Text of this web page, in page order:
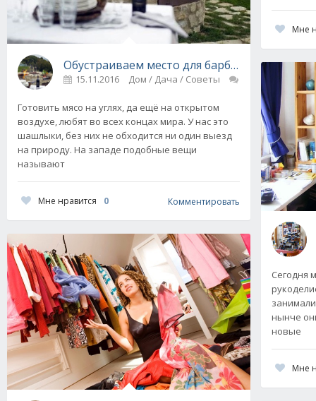
Обустраиваем место для барбекю: советы
15.11.2016 Дом / Дача / Советы
Готовить мясо на углях, да ещё на открытом
воздухе, любят во всех концах мира. У нас это
шашлыки, без них не обходится ни один выезд
на природу. На западе подобные вещи
называют
Мне нравится 0 Комментировать
Мне
Сегодня
нынче
новые
Мне